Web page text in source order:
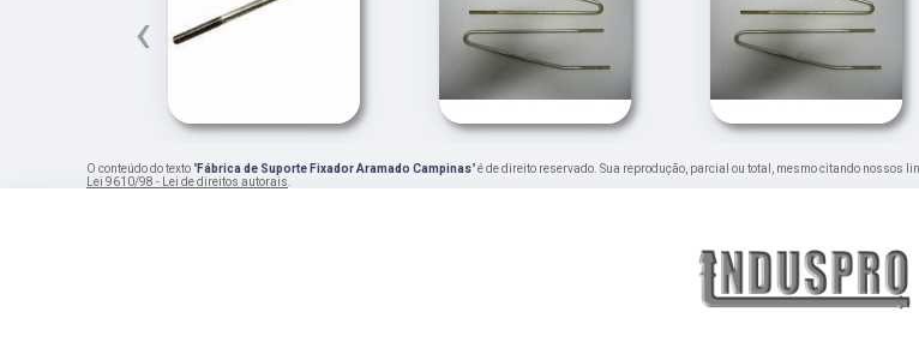
‹
O conteúdo do texto "Fábrica de Suporte Fixador Aramado Campinas" é de direito reservado. Sua reprodução, parcial ou total, mesmo citando nossos
Lei 9610/98 - Lei de direitos autorais